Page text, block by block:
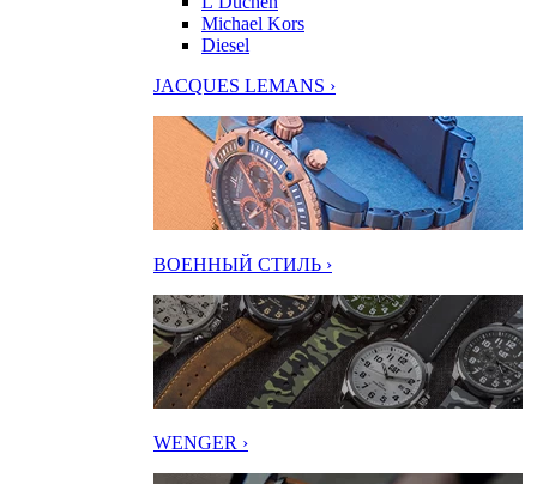
Michael Kors
Diesel
JACQUES LEMANS ›
ВОЕННЫЙ СТИЛЬ ›
WENGER ›